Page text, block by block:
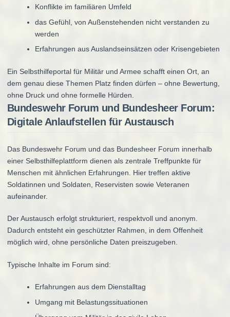
Konflikte im familiären Umfeld
das Gefühl, von Außenstehenden nicht verstanden zu
werden
Erfahrungen aus Auslandseinsätzen oder Krisengebieten
Ein Selbsthilfeportal für Militär und Armee schafft einen Ort, an
dem genau diese Themen Platz finden dürfen – ohne Bewertung,
ohne Druck und ohne formelle Hürden.
Bundeswehr Forum und Bundesheer Forum:
Digitale Anlaufstellen für Austausch
Das Bundeswehr Forum und das Bundesheer Forum innerhalb
einer Selbsthilfeplattform dienen als zentrale Treffpunkte für
Menschen mit ähnlichen Erfahrungen. Hier treffen aktive
Soldatinnen und Soldaten, Reservisten sowie Veteranen
aufeinander.
Der Austausch erfolgt strukturiert, respektvoll und anonym.
Dadurch entsteht ein geschützter Rahmen, in dem Offenheit
möglich wird, ohne persönliche Daten preiszugeben.
Typische Inhalte im Forum sind:
Erfahrungen aus dem Dienstalltag
Umgang mit Belastungssituationen